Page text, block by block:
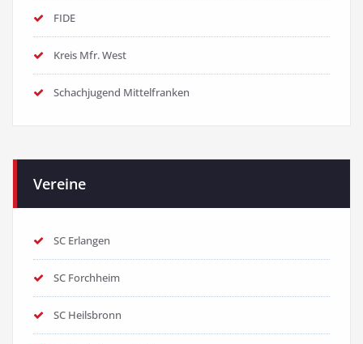
FIDE
Kreis Mfr. West
Schachjugend Mittelfranken
Vereine
SC Erlangen
SC Forchheim
SC Heilsbronn